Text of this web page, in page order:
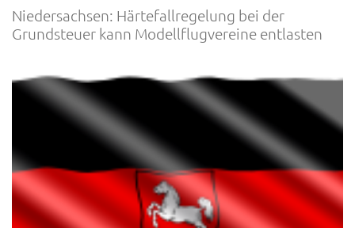
Niedersachsen: Härtefallregelung bei der
Grundsteuer kann Modellflugvereine entlasten